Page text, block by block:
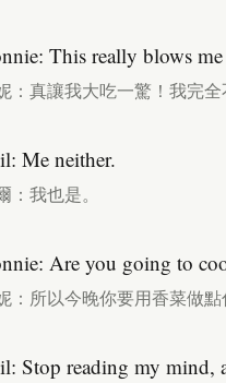
This really blows
：真讓我大吃一驚！我完全
Me neither.
：我也是。
Are you going to
：所以今晚你要用香菜做點
Stop reading my mind,